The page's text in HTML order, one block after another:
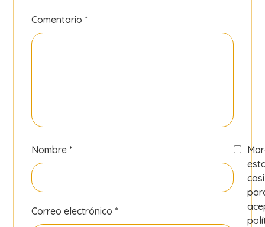
Comentario*
Nombre*
Correo electrónico*